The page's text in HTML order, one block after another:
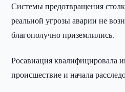
Системы предотвращения
реальной угрозы аварии не
благополучно приземлились.
Росавиация квалифицировала
происшествие и начала